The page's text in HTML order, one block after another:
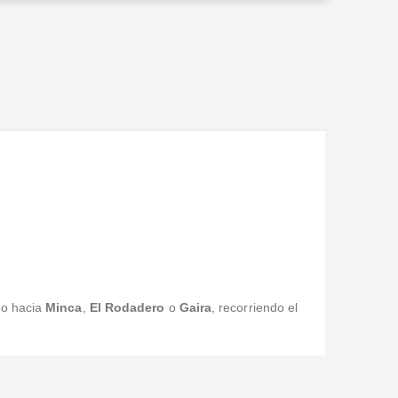
hacia Minca, El Rodadero o Gaira, recorriendo el